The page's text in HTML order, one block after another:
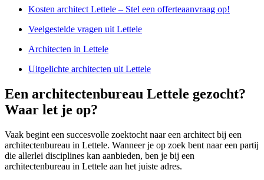
Kosten architect Lettele – Stel een offerteaanvraag op!
Veelgestelde vragen uit Lettele
Architecten in Lettele
Uitgelichte architecten uit Lettele
Een architectenbureau Lettele gezocht?
Waar let je op?
Vaak begint een succesvolle zoektocht naar een architect bij een
architectenbureau in Lettele. Wanneer je op zoek bent naar een partij
die allerlei disciplines kan aanbieden, ben je bij een
architectenbureau in Lettele aan het juiste adres.